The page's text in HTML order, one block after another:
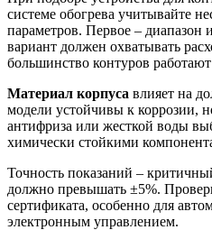
системе обогрева учитывайте
параметров. Первое –
вариант должен охватывать
большинство контуров
Материал корпуса влияет на
модели устойчивы к коррозии,
антифриза или жесткой воды
химически стойкими
Точность показаний –
должно превышать ±5%.
сертификата, особенно для
электронным управлением.